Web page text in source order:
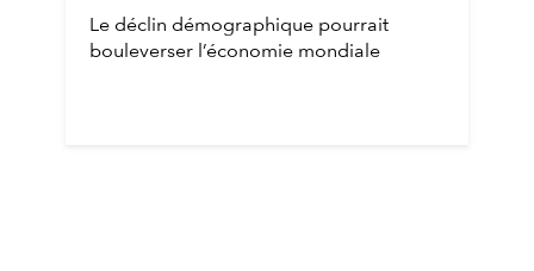
Le déclin démographique pourrait
bouleverser l’économie mondiale